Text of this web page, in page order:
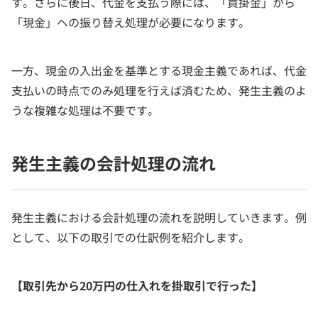
「現金」への振り替え処理が必要になります。
一方、現金の入出金を基準とする現金主義であれば、代金
支払いの時点でのみ処理を行えば済むため、発生主義のよ
うな複雑な処理は不要です。
発生主義の会計処理の流れ
発生主義における会計処理の流れを説明していきます。例
として、以下の取引での仕訳例を紹介します。
【取引先から20万円の仕入れを掛取引で行った】